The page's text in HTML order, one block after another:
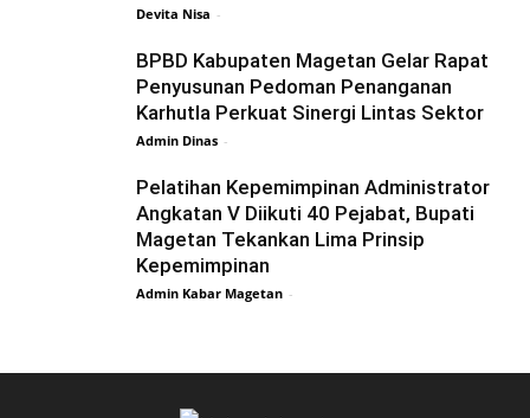
Devita Nisa -
BPBD Kabupaten Magetan Gelar Rapat
Penyusunan Pedoman Penanganan
Karhutla Perkuat Sinergi Lintas Sektor
Admin Dinas -
Pelatihan Kepemimpinan Administrator
Angkatan V Diikuti 40 Pejabat, Bupati
Magetan Tekankan Lima Prinsip
Kepemimpinan
Admin Kabar Magetan -